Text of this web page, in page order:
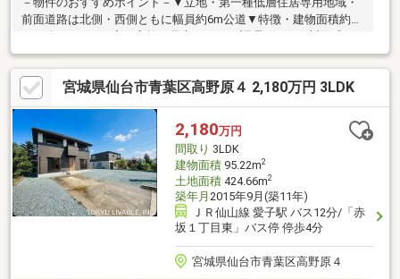
前面道路は北側・西側ともに幅員約6m公道▼特徴・建物面積約
44.05坪の4LDK住宅・家族を見守りながら調理ができる対面式キ
ッチン・全居室2面以上に採光部を確保・WIC等、室内随所に収納
スペースを設置・洗面室は生活・家事動線良好な2WAY仕様・駐車
スペース有(車種による)▼周辺環境・錦ケ丘六丁目公園 徒歩3分
(約200m)・仙台市立錦ケ丘小学校 徒歩5分(約330m)※自治会費 300
円／月■ ご希望の住まい探しをお手伝いします ━━━━━・・・
物件の詳細・ご相談はお気軽にお問い合わせください。
宮城県仙台市青葉区高野原４ 2,180万円 3LDK
2,180万円
間取り 3LDK
建物面積95.22m2
土地面積424.66m2
築年月 2015年9月(築11年)
ＪＲ仙山線 愛子駅 バス12分/「赤
坂１丁目東」バス停 停歩4分
宮城県仙台市青葉区高野原４